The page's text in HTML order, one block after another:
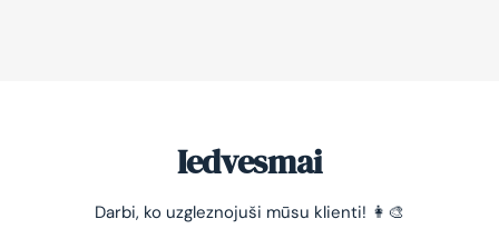
Iedvesmai
Darbi, ko uzgleznojuši mūsu klienti! 👩‍🎨
-10% pirmajam pasūtījumam
Vienkāršs veids, kā atslābināties un nomierināt